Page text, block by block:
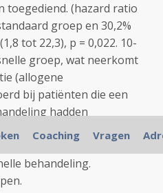
toegediend. (hazard ratio
groep en 30,2%
tot 22,3), p = 0,022. 10-
groep, wat neerkomt
(allogene
bij patiënten die een
hadden
neutropenie en
behandeling) en
behandeling.
Coaching Vragen